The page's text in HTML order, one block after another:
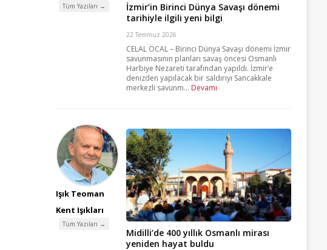
Tüm Yazıları →
İzmir’in Birinci Dünya Savaşı dönemi
tarihiyle ilgili yeni bilgi
22 Temmuz 2026
CELAL ÖCAL – Birinci Dünya Savaşı dönemi İzmir
savunmasının planları savaş öncesi Osmanlı
Harbiye Nezareti tarafından yapıldı. İzmir’e
denizden yapılacak bir saldırıyı Sancakkale
merkezli savunm... Devamı
Işık Teoman
Kent Işıkları
Tüm Yazıları →
Midilli’de 400 yıllık Osmanlı mirası
yeniden hayat buldu